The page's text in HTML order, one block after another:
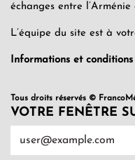
échanges entre
L’équipe du site est à
Informations et
Tous droits réservés ©
VOTRE FENÊTRE